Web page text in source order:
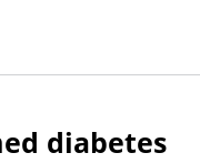
diabetes